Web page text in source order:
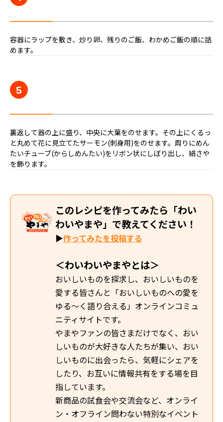
容器にラップを敷き、炒り卵、残りのご飯、わかめご飯の順に詰
めます。
5
裏返して器の上に盛り、中央に大葉をのせます。その上にくるっ
と丸めて花に見立てたサーモン(刺身用)をのせます。周りにめん
たいチューブ(からしめんたい)をリボン状にしぼり出し、絹さや
を飾ります。
このレシピを作ってみたら「わい
わいやまや」で教えてください！
▶作ってみたを投稿する
＜わいわいやまやとは＞
おいしいものを探求し、おいしいものを
愛する皆さんと「おいしいものへの愛を
ゆる～く語り合える」オンラインコミュ
ニティサイトです。
やまやファンの皆さまだけでなく、おい
しいものが大好きな人たちが集い、おい
しいものに出会ったら、気軽にシェアを
したり、お互いに情報共有をする場を目
指しています。
新商品の試食会や交流会など、オンライ
ン・オフライン問わない特別なイベント